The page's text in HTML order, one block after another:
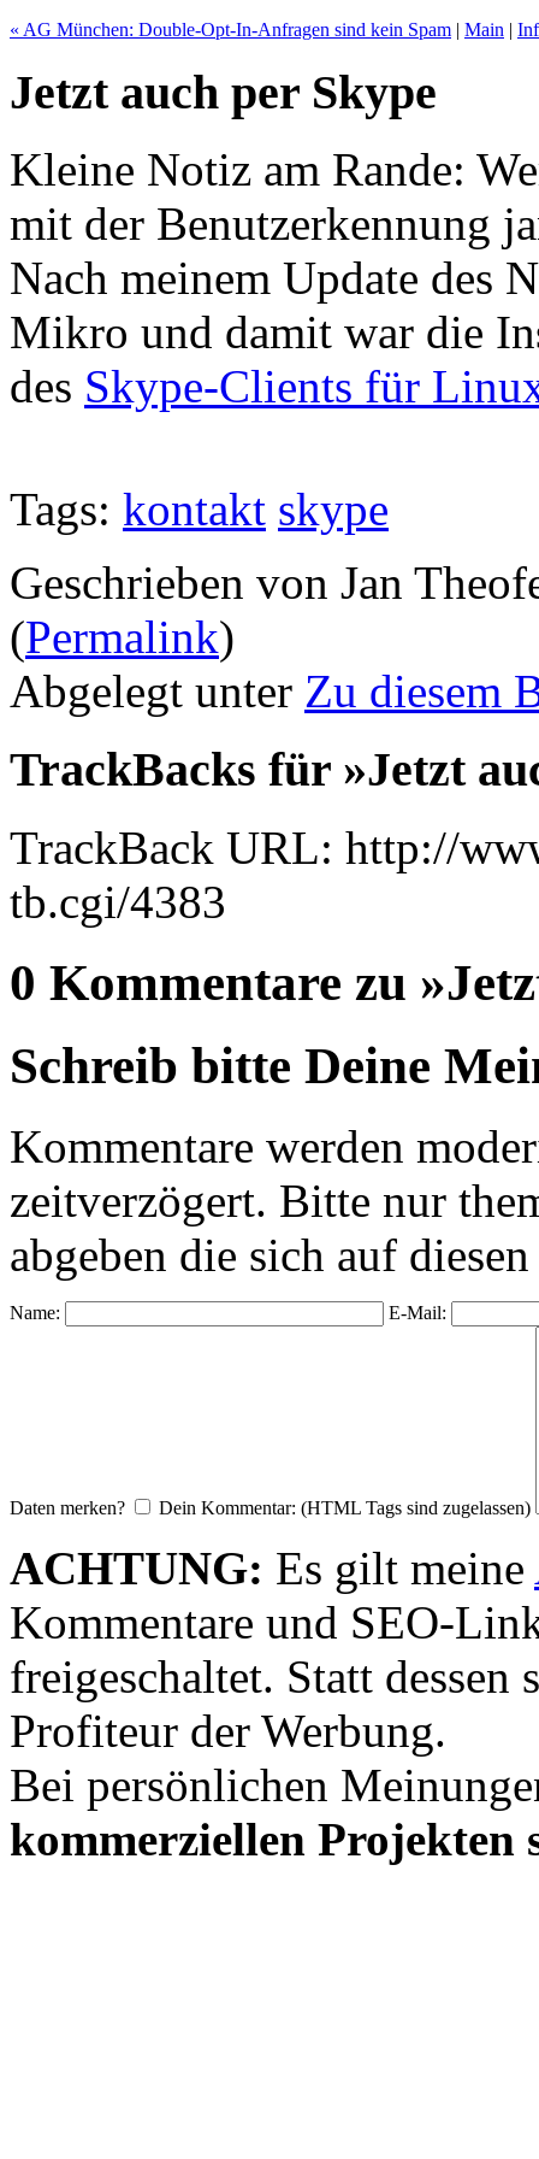
« AG München: Double-Opt-In-Anfragen sind kein Spam | Main |
Jetzt auch per Skype
Kleine Notiz am Rande:
mit der Benutzerkennung
Nach meinem Update des
Mikro und damit war die
des Skype-Clients für
Tags: kontakt skype
Geschrieben von Jan
(Permalink)
Abgelegt unter Zu diesem
TrackBacks für »Jetzt
TrackBack URL: http://
tb.cgi/4383
0 Kommentare zu
Schreib bitte Deine
Kommentare werden
zeitverzögert. Bitte nur
abgeben die sich auf
Name: E-Mail:
Daten merken? Dein Kommentar: (HTML Tags sind zugelassen)
ACHTUNG: Es gilt meine
Kommentare und SEO-
freigeschaltet. Statt dessen
Profiteur der Werbung.
Bei persönlichen
kommerziellen Projekten